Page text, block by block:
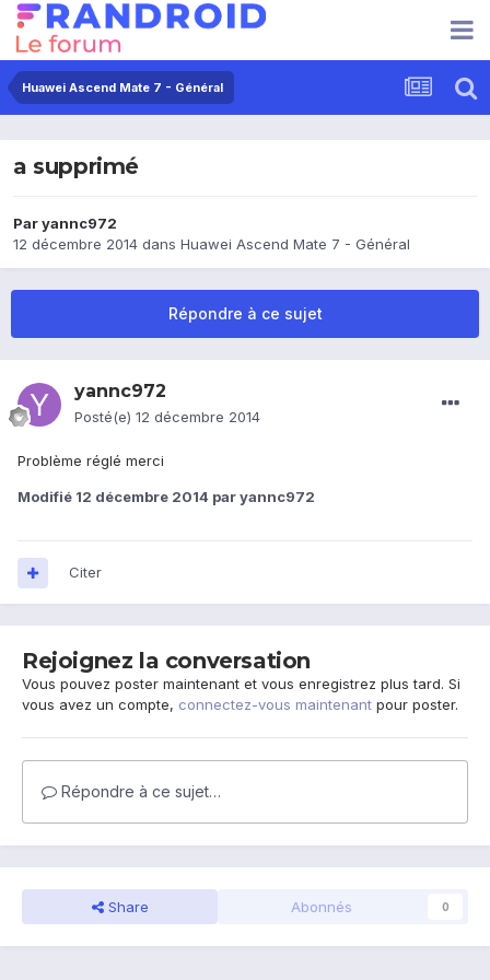
Huawei Ascend Mate 7 - Général
a supprimé
Paryannc972
12 décembre 2014 dans Huawei Ascend Mate 7 - Général
Répondre à ce sujet
yannc972
Posté(e) 12 décembre 2014
Problème réglé merci
Modifié 12 décembre 2014 par yannc972
Citer
Rejoignez la conversation
Vous pouvez poster maintenant et vous enregistrez plus tard. Si
vous avez un compte, connectez-vous maintenant pour poster.
Répondre à ce sujet…
Share Abonnés 0